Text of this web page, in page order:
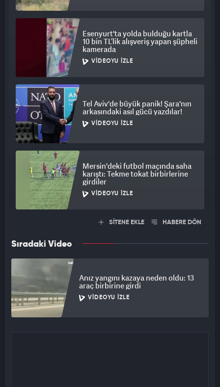
Esenyurt'ta yolda bulduğu kartla
10 bin TL’lik alışveriş yapan şüpheli
kamerada
VIDEOYU İZLE
Tel Aviv'de büyük panik! Şara'nın
arkasındaki asıl gücü yazdılar!
VIDEOYU İZLE
Mersin'deki futbol maçında saha
karıştı: Tekme tokat birbirlerine
girdiler
VIDEOYU İZLE
SİTENE EKLE HABERE DÖN
Sıradaki Video
Anız yangını kazaya neden oldu: 13
araç birbirine girdi
VIDEOYU İZLE